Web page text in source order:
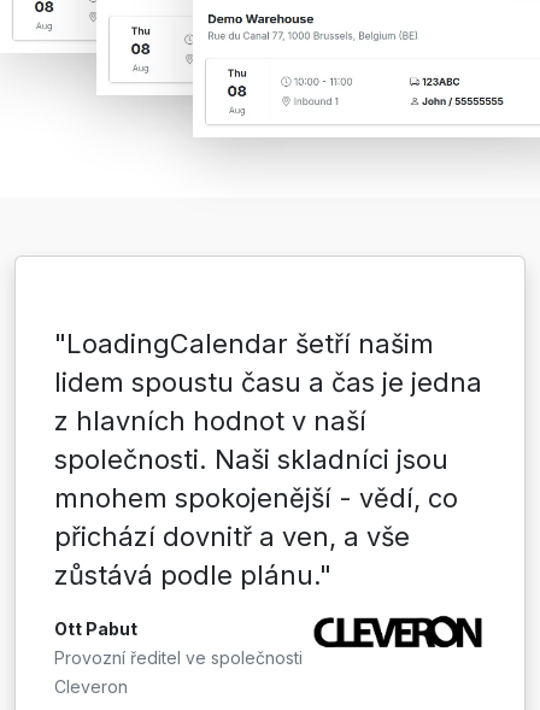
"LoadingCalendar šetří našim
lidem spoustu času a čas je jedna
z hlavních hodnot v naší
společnosti. Naši skladníci jsou
mnohem spokojenější - vědí, co
přichází dovnitř a ven, a vše
zůstává podle plánu."
Ott Pabut
Provozní ředitel ve společnosti
Cleveron